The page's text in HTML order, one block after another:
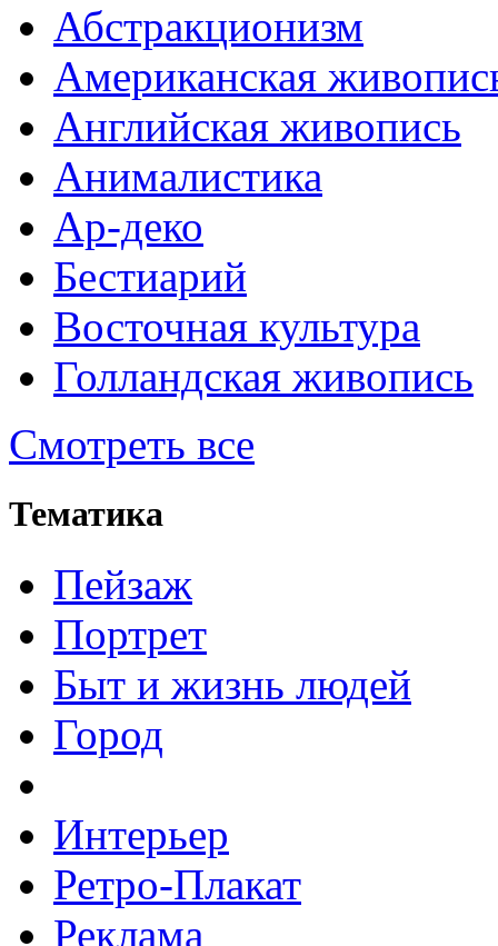
Абстракционизм
Американская
Английская живопись
Анималистика
Ар-деко
Бестиарий
Восточная культура
Голландская живопись
Смотреть все
Тематика
Пейзаж
Портрет
Быт и жизнь людей
Город
Интерьер
Ретро-Плакат
Реклама